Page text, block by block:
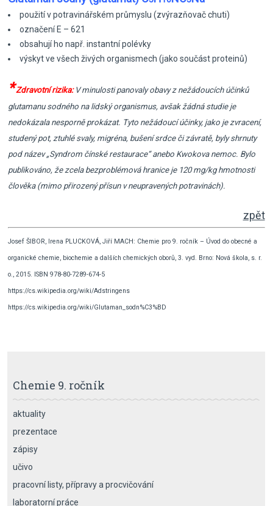
použití v potravinářském průmyslu (zvýrazňovač chuti)
označení E – 621
obsahují ho např. instantní polévky
výskyt ve všech živých organismech (jako součást proteinů)
* Zdravotní rizika: V minulosti panovaly obavy z nežádoucích účinků
glutamanu sodného na lidský organismus, avšak žádná studie je
nedokázala nesporně prokázat. Tyto nežádoucí účinky, jako je zvracení,
studený pot, ztuhlé svaly, migréna, bušení srdce či závratě, byly shrnuty
pod název „Syndrom čínské restaurace“ anebo Kwokova nemoc. Bylo
publikováno, že zcela bezproblémová hranice je 120 mg/kg hmotnosti
člověka (mimo přirozený přísun v neupravených potravinách).
zpět
Josef ŠIBOR, Irena PLUCKOVÁ, Jiří MACH: Chemie pro 9. ročník – Úvod do obecné a
organické chemie, biochemie a dalších chemických oborů, 3. vyd. Brno: Nová škola, s. r.
o., 2015. ISBN 978-80-7289-674-5
https://cs.wikipedia.org/wiki/Adstringens
https://cs.wikipedia.org/wiki/Glutaman_sodn%C3%BD
Chemie 9. ročník
aktuality
prezentace
zápisy
učivo
pracovní listy, přípravy a procvičování
laboratorní práce